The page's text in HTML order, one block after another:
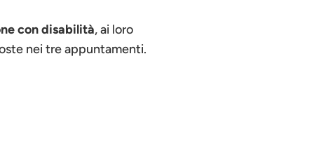
con disabilità, ai loro
nei tre appuntamenti.